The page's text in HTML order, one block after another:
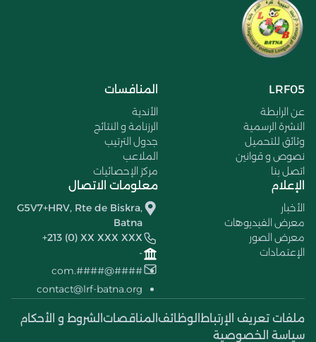
LRF05
عن الرابطة
النشرة الرسمية
وثائق للتحميل
نصوص و قوانين
اتصل بنا
المنافسات
الأندية
الرزنامة و النتائج
جدول الترتيب
الملاعب
مركز الإحصائيات
الإعلام
الأخبار
معرض الفيديوهات
معرض الصور
الإعتمادات
معلومات الاتصال
G5V7+HRV, Rte de Biskra,
Batna
+213 (0) XX XXX XXX
-
####@####.com
contact@lrf-batna.org
ملفات تعريف الإرتباط الوظائف المناقصات الشروط و الأحكام
سياسة الخصوصية